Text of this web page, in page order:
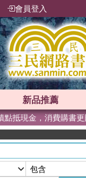
會員登入
新品推薦
點抵現金，消費購書